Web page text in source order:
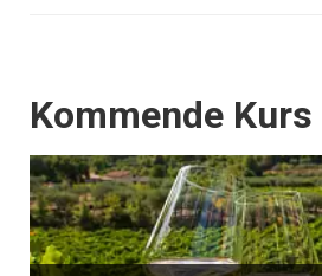
Events
Kommende Kurs